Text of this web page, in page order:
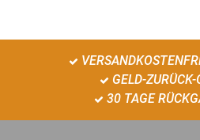
GELD-
30 TAGE